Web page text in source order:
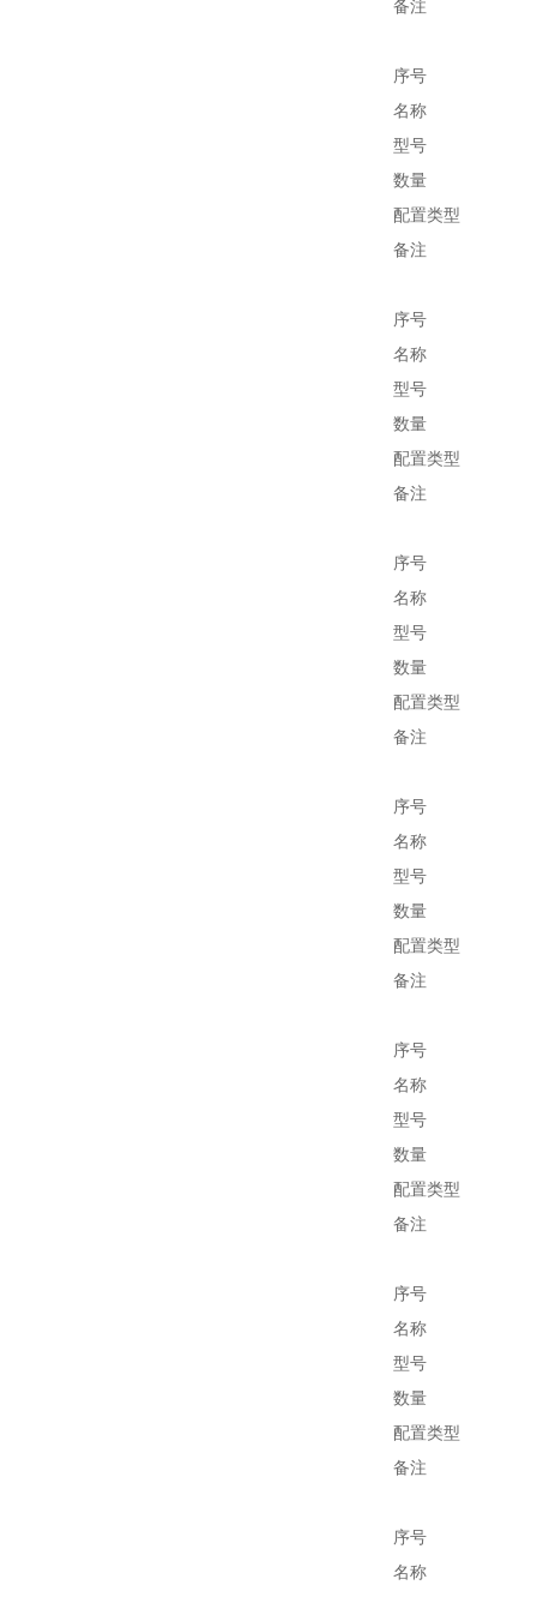
备注
序号
名称
型号
数量
配置类型
备注
序号
名称
型号
数量
配置类型
备注
序号
名称
型号
数量
配置类型
备注
序号
名称
型号
数量
配置类型
备注
序号
名称
型号
数量
配置类型
备注
序号
名称
型号
数量
配置类型
备注
序号
名称